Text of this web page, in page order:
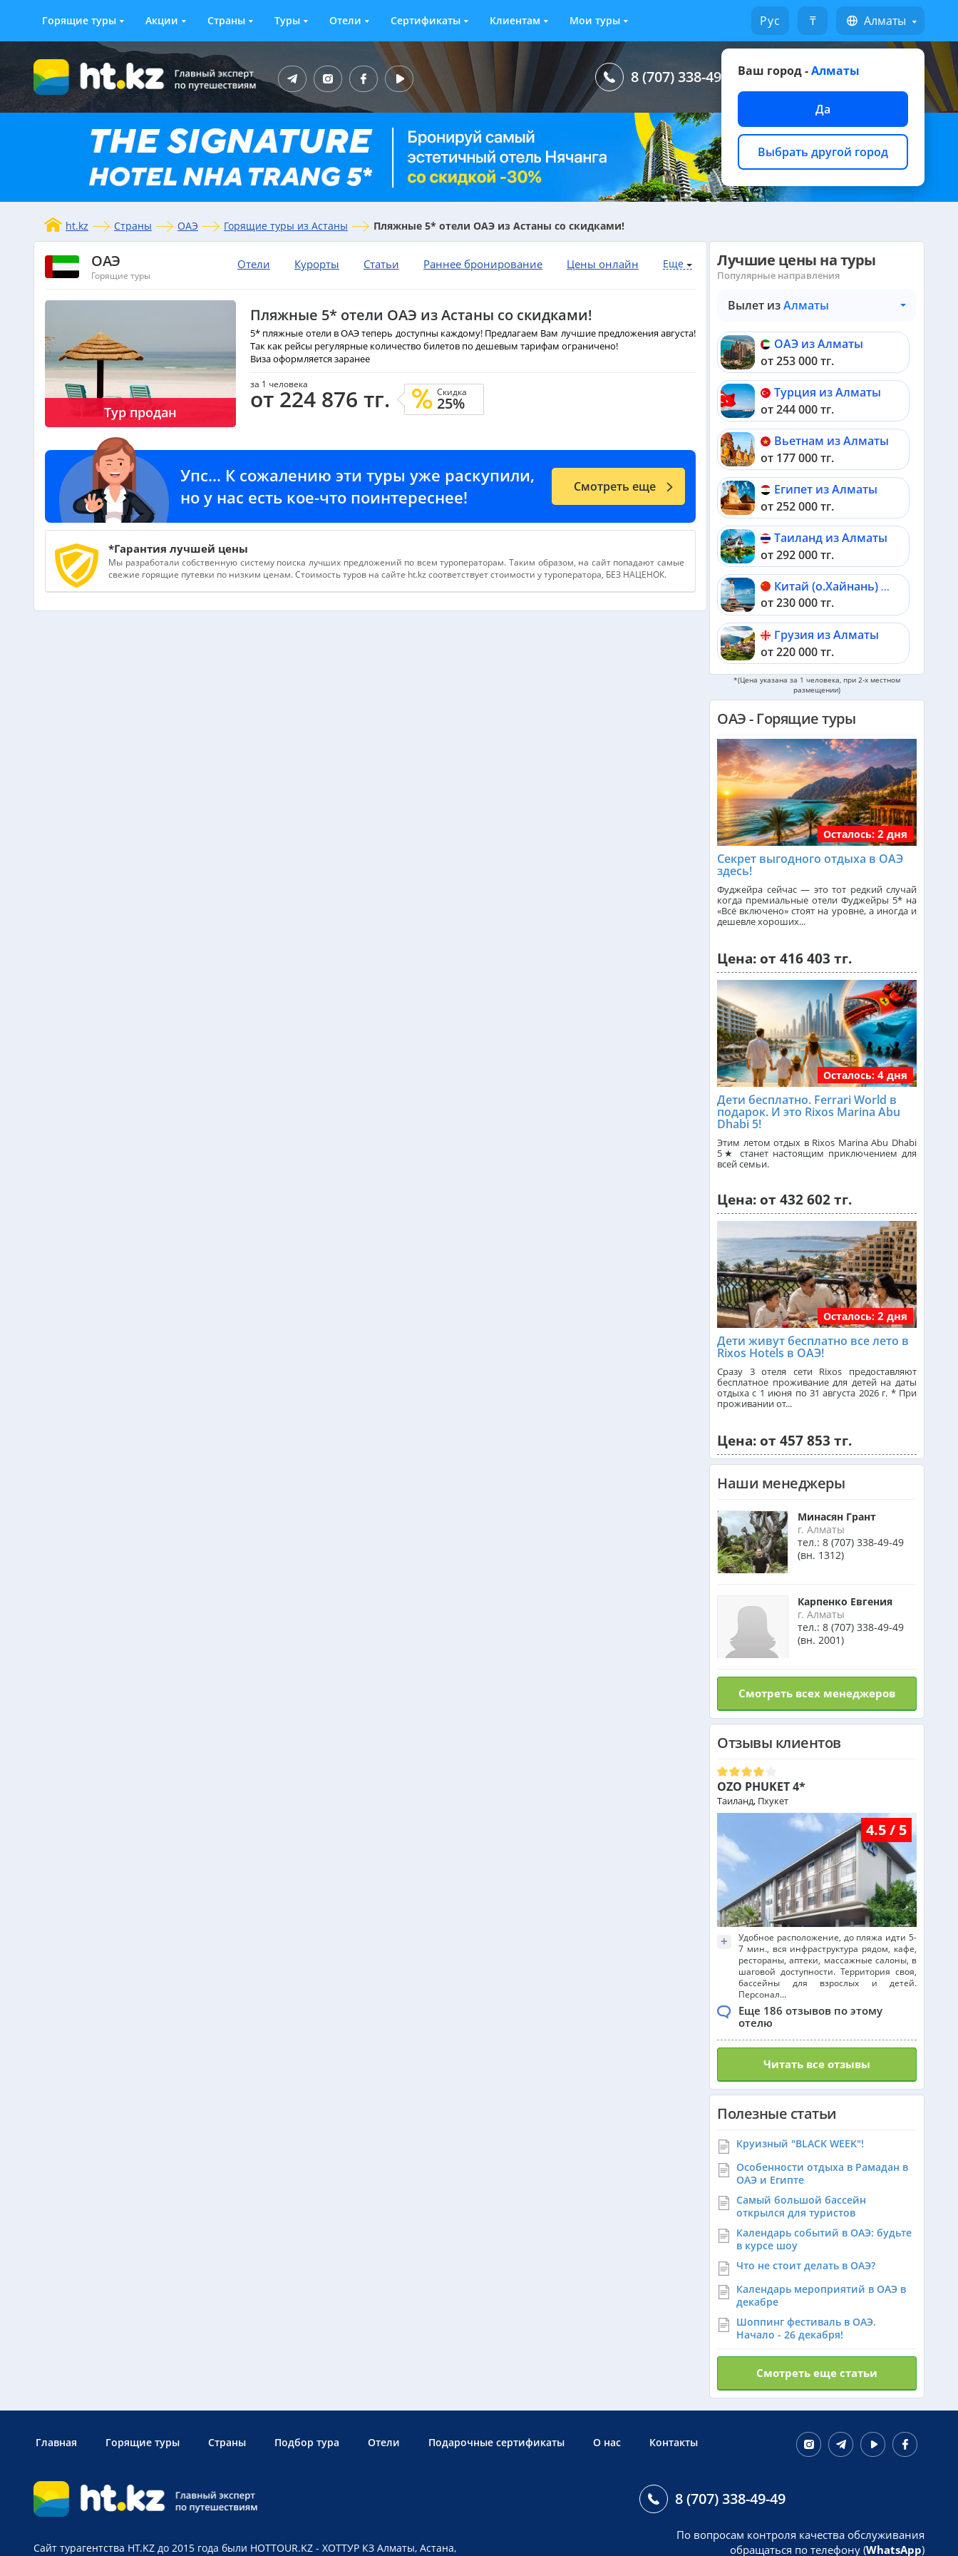
Горящие туры Акции Страны Туры Отели Сертификаты Клиентам Мои туры Русский ₸ Алматы
Ваш город -Алматы
Да
Выбрать другой город
8 (707) 338-49-49 Написать на WhatsApp
ht.kz Страны ОАЭ Горящие туры из Астаны Пляжные 5* отели ОАЭ из Астаны со скидками!
Отели Курорты Статьи Раннее бронирование Цены онлайн Еще
ОАЭ
Горящие туры
Тур продан
Пляжные 5* отели ОАЭ из Астаны со скидками!
5* пляжные отели в ОАЭ теперь доступны каждому! Предлагаем Вам лучшие предложения августа!
Так как рейсы регулярные количество билетов по дешевым тарифам ограничено!
Виза оформляется заранее
за 1 человека
от 224 876 тг. Скидка
25%
Упс... К сожалению эти туры уже раскупили,
но у нас есть кое-что поинтереснее!
Смотреть еще
*Гарантия лучшей цены
Мы разработали собственную систему поиска лучших предложений по всем туроператорам. Таким образом, на сайт попадают самые
свежие горящие путевки по низким ценам. Стоимость туров на сайте ht.kz соответствует стоимости у туроператора, БЕЗ НАЦЕНОК.
Лучшие цены на туры
Популярные направления
Вылет изАлматы
ОАЭ из Алматы
от 253 000 тг.
Турция из Алматы
от 244 000 тг.
Вьетнам из Алматы
от 177 000 тг.
Египет из Алматы
от 252 000 тг.
Таиланд из Алматы
от 292 000 тг.
Китай (о.Хайнань) из Алматы
от 230 000 тг.
Грузия из Алматы
от 220 000 тг.
Мальдивы из Алматы
от 583 000 тг.
от 509 000 тг.
Кипр из Алматы
от 342 000 тг.
Шри-Ланка из Алматы
от 562 000 тг.
от 323 000 тг.
Малайзия из Алматы
от 384 000 тг.
Индия (ГОА) из Алматы
Италия из Алматы
Сейшелы из Алматы
Доминикана из Алматы
Франция из Алматы
Болгария из Алматы
Сингапур из Алматы
Танзания из Алматы
Венгрия из Алматы
Израиль из Алматы
Маврикий из Алматы
*(Цена указана за 1 человека, при 2-х местном
размещении)
ОАЭ - Горящие туры
Осталось: 2 дня
Секрет выгодного отдыха в ОАЭ
здесь!
Фуджейра сейчас — это тот редкий случай
когда премиальные отели Фуджейры 5* на
«Всё включено» стоят на уровне, а иногда и
дешевле хороших...
Цена: от 416 403 тг.
Осталось: 4 дня
Дети бесплатно. Ferrari World в
подарок. И это Rixos Marina Abu
Dhabi 5!
Этим летом отдых в Rixos Marina Abu Dhabi
5★ станет настоящим приключением для
всей семьи.
Цена: от 432 602 тг.
Осталось: 2 дня
Дети живут бесплатно все лето в
Rixos Hotels в ОАЭ!
Сразу 3 отеля сети Rixos предоставляют
бесплатное проживание для детей на даты
отдыха с 1 июня по 31 августа 2026 г. * При
проживании от...
Цена: от 457 853 тг.
Наши менеджеры
Минасян Грант
г. Алматы
тел.: 8 (707) 338-49-49
(вн. 1312)
Карпенко Евгения
г. Алматы
тел.: 8 (707) 338-49-49
(вн. 2001)
Смотреть всех менеджеров
Отзывы клиентов
OZO PHUKET 4*
Таиланд, Пхукет
4.5 / 5
+
Удобное расположение, до пляжа идти 5-
7 мин., вся инфраструктура рядом, кафе,
рестораны, аптеки, массажные салоны, в
шаговой доступности. Территория своя,
бассейны для взрослых и детей.
Персонал...
Еще 186 отзывов по этому
отелю
Читать все отзывы
Полезные статьи
Круизный "BLACK WEEK"!
Особенности отдыха в Рамадан в
ОАЭ и Египте
Самый большой бассейн
открылся для туристов
Календарь событий в ОАЭ: будьте
в курсе шоу
Что не стоит делать в ОАЭ?
Календарь мероприятий в ОАЭ в
декабре
Шоппинг фестиваль в ОАЭ.
Начало - 26 декабря!
Смотреть еще статьи
Главная Горящие туры Страны Подбор тура Отели Подарочные сертификаты О нас Контакты
Сайт турагентства HT.KZ до 2015 года были HOTTOUR.KZ - ХОТТУР КЗ Алматы, Астана,
8 (707) 338-49-49
По вопросам контроля качества обслуживания
обращаться по телефону (WhatsApp)